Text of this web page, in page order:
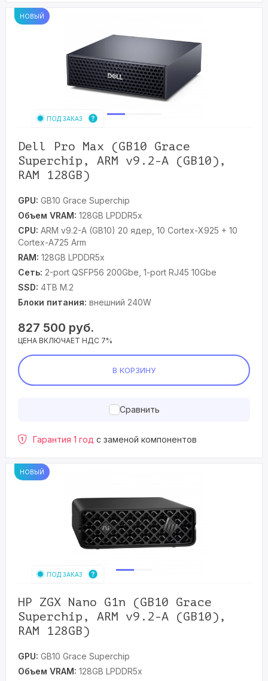
НОВЫЙ
ПОД ЗАКАЗ
Dell Pro Max (GB10 Grace
Superchip, ARM v9.2-A (GB10),
RAM 128GB)
GPU: GB10 Grace Superchip
Объем VRAM: 128GB LPDDR5x
CPU: ARM v9.2-A (GB10) 20 ядер, 10 Cortex-X925 + 10
Cortex-A725 Arm
RAM: 128GB LPDDR5x
Сеть: 2-port QSFP56 200Gbe, 1-port RJ45 10Gbe
SSD: 4TB M.2
Блоки питания: внешний 240W
827 500 руб.
ЦЕНА ВКЛЮЧАЕТ НДС 7%
В КОРЗИНУ
Сравнить
Гарантия 1 год с заменой компонентов
НОВЫЙ
ПОД ЗАКАЗ
HP ZGX Nano G1n (GB10 Grace
Superchip, ARM v9.2-A (GB10),
RAM 128GB)
GPU: GB10 Grace Superchip
Объем VRAM: 128GB LPDDR5x